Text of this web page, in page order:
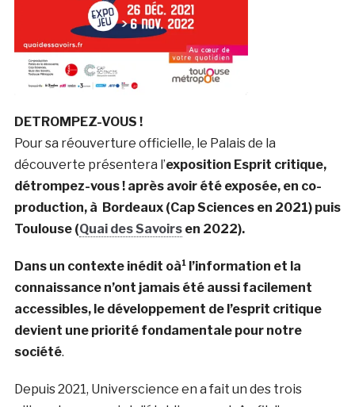
DETROMPEZ-VOUS !
Pour sa réouverture officielle, le Palais de la
découverte présentera l’exposition Esprit critique,
détrompez-vous ! après avoir été exposée, en co-
production, à Bordeaux (CapSciences en 2021) puis
Toulouse (Quai des Savoirsen 2022).
Dans un contexte inédit oà¹ l’information et la
connaissance n’ont jamais été aussi facilement
accessibles, le développement de l’esprit critique
devient une priorité fondamentale pour notre
société.
Depuis 2021, Universcience en a fait un des trois